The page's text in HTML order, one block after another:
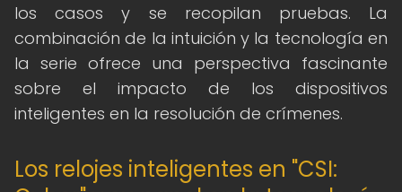
los casos y se recopilan pruebas. La
combinación de la intuición y la tecnología en
la serie ofrece una perspectiva fascinante
sobre el impacto de los dispositivos
inteligentes en la resolución de crímenes.
Los relojes inteligentes en "CSI: